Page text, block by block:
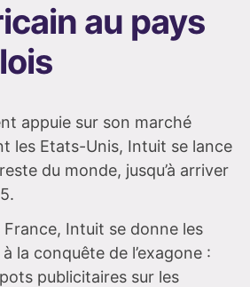
au pays
appuie sur son marché
les Etats-Unis, Intuit se lance
du monde, jusqu’à arriver
Intuit se donne les
la conquête de l’exagone :
publicitaires sur les